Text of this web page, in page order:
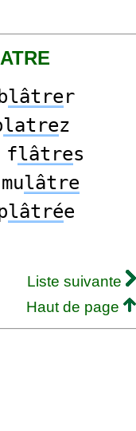
lâtrer
latrez
flâtres
mulâtre
lâtrée
Liste suivante
Haut de page